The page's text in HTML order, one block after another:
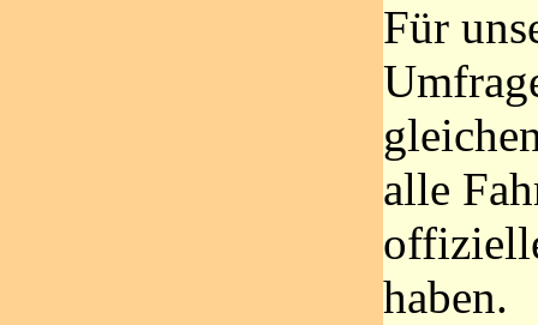
Für
alle
haben.